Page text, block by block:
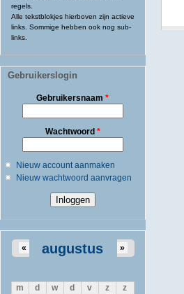
regels.
Alle tekstblokjes hierboven zijn actieve
links. Sommige hebben ook nog sub-
links.
Gebruikerslogin
Gebruikersnaam*
Wachtwoord *
Nieuw account aanmaken
Nieuw wachtwoord aanvragen
augustus
« »
m d w d v z
z